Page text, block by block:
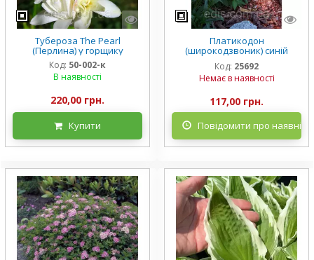
Тубероза The Pearl
(Перлина) у горщику
Код: 50-002-к
В наявності
220,00 грн.
Купити
Платикодон
(широкодзвоник) синій
низькорослий Mariesii у
горщику
Код: 25692
Немає в наявності
117,00 грн.
Повідомити про